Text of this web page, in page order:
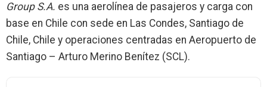
Group S.A. es una aerolínea de pasajeros y carga con
base en Chile con sede en Las Condes, Santiago de
Chile, Chile y operaciones centradas en Aeropuerto de
Santiago – Arturo Merino Benítez (SCL).